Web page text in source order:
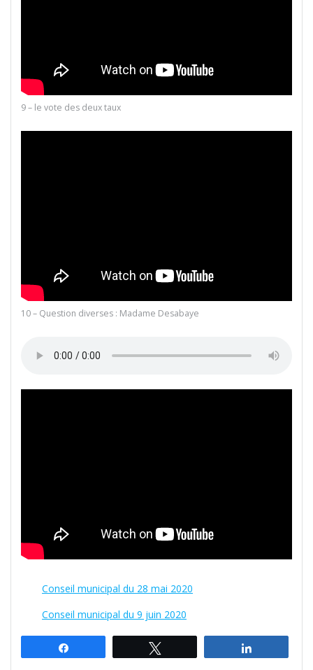
9 – le vote des deux taux
10 – Question diverses : Madame Desabaye
Conseil municipal du 28 mai 2020
Conseil municipal du 9 juin 2020